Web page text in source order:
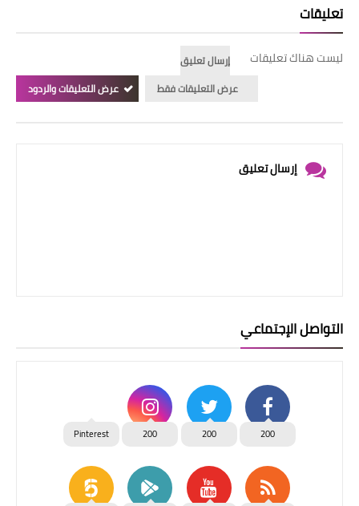
تعليقات
ليست هناك تعليقات
إرسال تعليق
عرض التعليقات فقط
عرض التعليقات والردود
إرسال تعليق
التواصل الإجتماعي
200
200
200
Pinterest